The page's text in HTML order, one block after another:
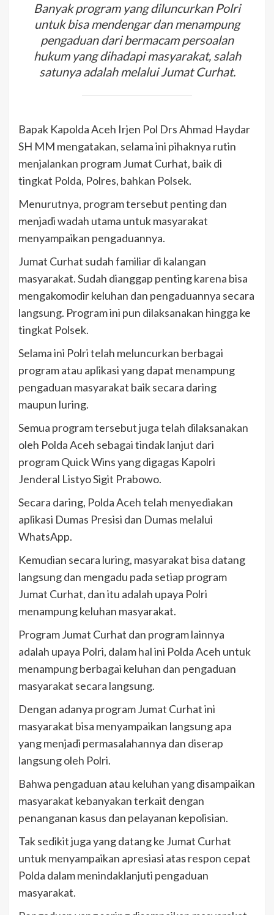
Banyak program yang diluncurkan Polri
untuk bisa mendengar dan menampung
pengaduan dari bermacam persoalan
hukum yang dihadapi masyarakat, salah
satunya adalah melalui Jumat Curhat.
Bapak Kapolda Aceh Irjen Pol Drs Ahmad Haydar
SH MM mengatakan, selama ini pihaknya rutin
menjalankan program Jumat Curhat, baik di
tingkat Polda, Polres, bahkan Polsek.
Menurutnya, program tersebut penting dan
menjadi wadah utama untuk masyarakat
menyampaikan pengaduannya.
Jumat Curhat sudah familiar di kalangan
masyarakat. Sudah dianggap penting karena bisa
mengakomodir keluhan dan pengaduannya secara
langsung. Program ini pun dilaksanakan hingga ke
tingkat Polsek.
Selama ini Polri telah meluncurkan berbagai
program atau aplikasi yang dapat menampung
pengaduan masyarakat baik secara daring
maupun luring.
Semua program tersebut juga telah dilaksanakan
oleh Polda Aceh sebagai tindak lanjut dari
program Quick Wins yang digagas Kapolri
Jenderal Listyo Sigit Prabowo.
Secara daring, Polda Aceh telah menyediakan
aplikasi Dumas Presisi dan Dumas melalui
WhatsApp.
Kemudian secara luring, masyarakat bisa datang
langsung dan mengadu pada setiap program
Jumat Curhat, dan itu adalah upaya Polri
menampung keluhan masyarakat.
Program Jumat Curhat dan program lainnya
adalah upaya Polri, dalam hal ini Polda Aceh untuk
menampung berbagai keluhan dan pengaduan
masyarakat secara langsung.
Dengan adanya program Jumat Curhat ini
masyarakat bisa menyampaikan langsung apa
yang menjadi permasalahannya dan diserap
langsung oleh Polri.
Bahwa pengaduan atau keluhan yang disampaikan
masyarakat kebanyakan terkait dengan
penanganan kasus dan pelayanan kepolisian.
Tak sedikit juga yang datang ke Jumat Curhat
untuk menyampaikan apresiasi atas respon cepat
Polda dalam menindaklanjuti pengaduan
masyarakat.